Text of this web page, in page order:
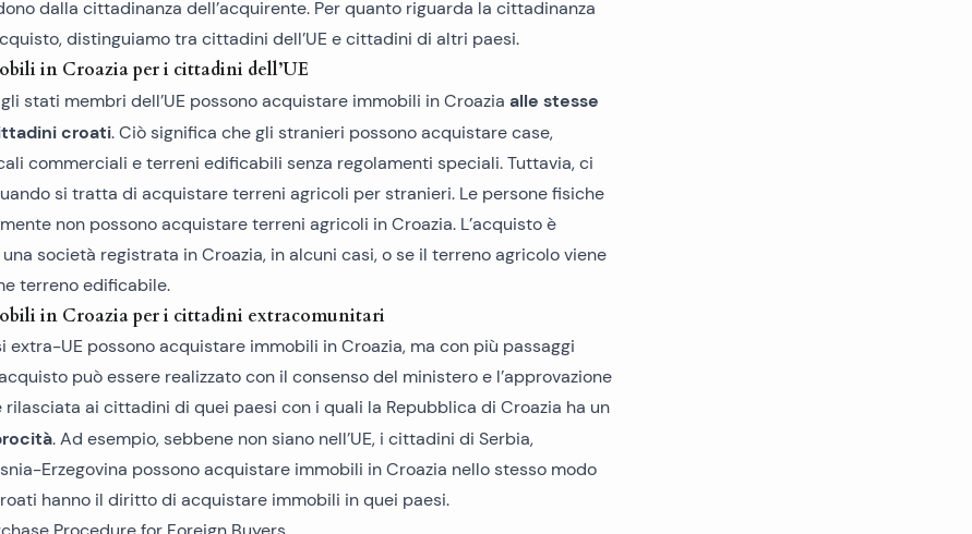
dalla cittadinanza dell’acquirente. Per quanto riguarda la cittadinanza
distinguiamo tra cittadini dell’UE e cittadini di altri paesi.
in Croazia per i cittadini dell’UE
stati membri dell’UE possono acquistare immobili in Croazia alle stesse
croati. Ciò significa che gli stranieri possono acquistare case,
commerciali e terreni edificabili senza regolamenti speciali. Tuttavia, ci
si tratta di acquistare terreni agricoli per stranieri. Le persone fisiche
non possono acquistare terreni agricoli in Croazia. L’acquisto è
società registrata in Croazia, in alcuni casi, o se il terreno agricolo viene
terreno edificabile.
in Croazia per i cittadini extracomunitari
extra-UE possono acquistare immobili in Croazia, ma con più passaggi
può essere realizzato con il consenso del ministero e l’approvazione
rilasciata ai cittadini di quei paesi con i quali la Repubblica di Croazia ha un
. Ad esempio, sebbene non siano nell’UE, i cittadini di Serbia,
Erzegovina possono acquistare immobili in Croazia nello stesso modo
hanno il diritto di acquistare immobili in quei paesi.